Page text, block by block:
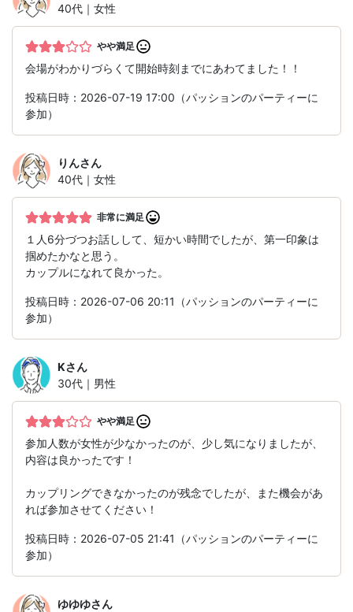
40代｜女性
やや満足
会場がわかりづらくて開始時刻までにあわてました！！
投稿日時：2026-07-19 17:00（パッションのパーティーに
参加）
りんさん
40代｜女性
非常に満足
１人6分づつお話しして、短かい時間でしたが、第一印象は
掴めたかなと思う。
カップルになれて良かった。
投稿日時：2026-07-06 20:11（パッションのパーティーに
参加）
Kさん
30代｜男性
やや満足
参加人数が女性が少なかったのが、少し気になりましたが、
内容は良かったです！
カップリングできなかったのが残念でしたが、また機会があ
れば参加させてください！
投稿日時：2026-07-05 21:41（パッションのパーティーに
参加）
ゆゆゆさん